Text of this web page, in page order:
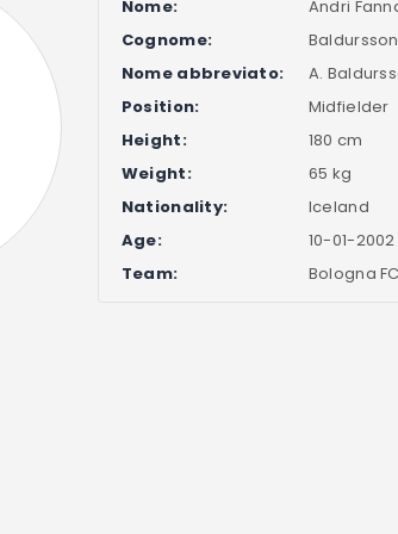
Nome:
Andri
Cognome:
Baldursson
Nome abbreviato:
A.
Position:
Midfielder
Height:
180 cm
Weight:
65 kg
Nationality:
Iceland
Age:
10-01-
Team:
Bologna